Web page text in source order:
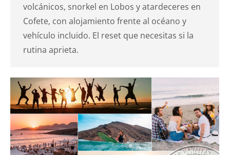
volcánicos, snorkel en Lobos y atardeceres en
Cofete, con alojamiento frente al océano y
vehículo incluido. El reset que necesitas si la
rutina aprieta.